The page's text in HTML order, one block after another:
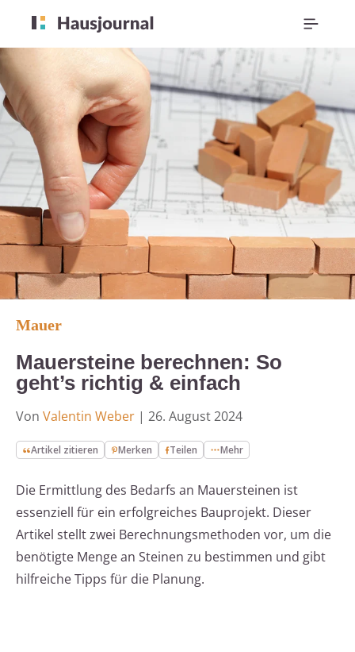
Mauer
Mauersteine berechnen: So
geht’s richtig & einfach
Von Valentin Weber | 26. August 2024
Artikel zitieren Merken Teilen Mehr
Die Ermittlung des Bedarfs an Mauersteinen ist
essenziell für ein erfolgreiches Bauprojekt. Dieser
Artikel stellt zwei Berechnungsmethoden vor, um die
benötigte Menge an Steinen zu bestimmen und gibt
hilfreiche Tipps für die Planung.